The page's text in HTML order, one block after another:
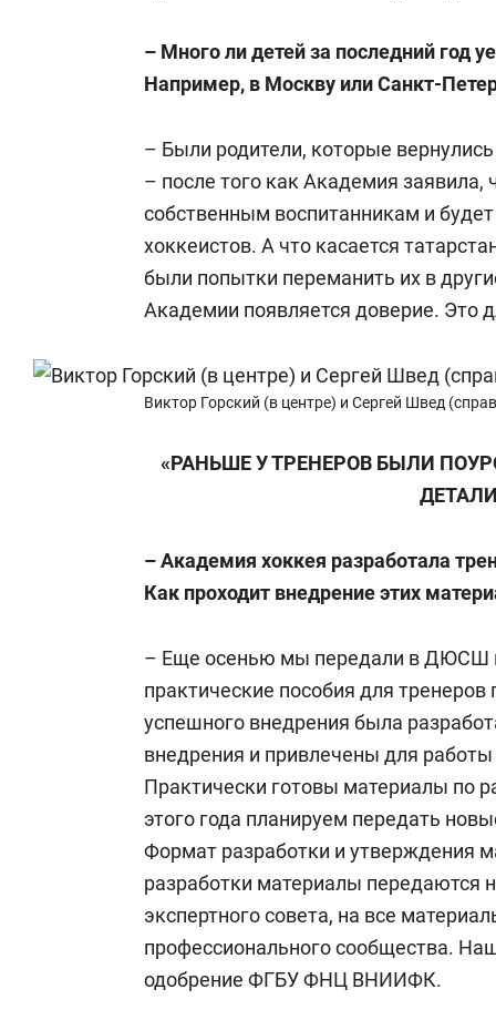
– Много ли детей за последний год
Например, в Москву или Санкт-
– Были родители, которые
– после того как Академия заявила,
собственным воспитанникам и
хоккеистов. А что касается
были попытки переманить их в
Академии появляется доверие. Это
Виктор Горский (в центре) и Сергей Швед
«РАНЬШЕ У ТРЕНЕРОВ БЫЛИ
– Академия хоккея разработала
Как проходит внедрение этих
– Еще осенью мы передали в ДЮСШ
практические пособия для
успешного внедрения была
внедрения и привлечены для
Практически готовы материалы по
этого года планируем передать
Формат разработки и утверждения
разработки материалы передаются
экспертного совета, на все
профессионального сообщества.
одобрение ФГБУ ФНЦ ВНИИФК.